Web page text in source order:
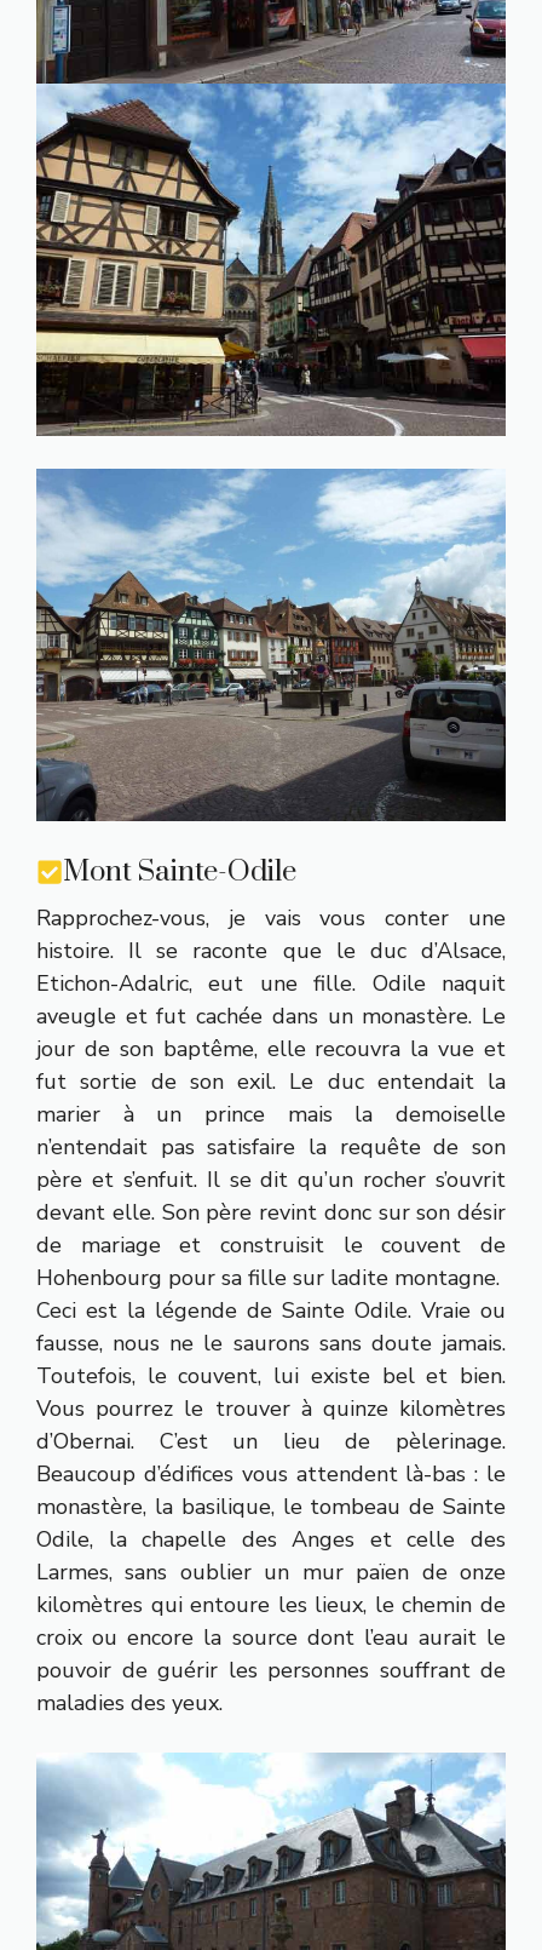
Mont Sainte-Odile
Rapprochez-vous, je vais vous conter une
histoire. Il se raconte que le duc d’Alsace,
Etichon-Adalric, eut une fille. Odile naquit
aveugle et fut cachée dans un monastère. Le
jour de son baptême, elle recouvra la vue et
fut sortie de son exil. Le duc entendait la
marier à un prince mais la demoiselle
n’entendait pas satisfaire la requête de son
père et s’enfuit. Il se dit qu’un rocher s’ouvrit
devant elle. Son père revint donc sur son désir
de mariage et construisit le couvent de
Hohenbourg pour sa fille sur ladite montagne.
Ceci est la légende de Sainte Odile. Vraie ou
fausse, nous ne le saurons sans doute jamais.
Toutefois, le couvent, lui existe bel et bien.
Vous pourrez le trouver à quinze kilomètres
d’Obernai. C’est un lieu de pèlerinage.
Beaucoup d’édifices vous attendent là-bas : le
monastère, la basilique, le tombeau de Sainte
Odile, la chapelle des Anges et celle des
Larmes, sans oublier un mur païen de onze
kilomètres qui entoure les lieux, le chemin de
croix ou encore la source dont l’eau aurait le
pouvoir de guérir les personnes souffrant de
maladies des yeux.